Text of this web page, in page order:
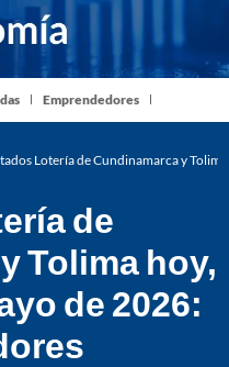
Emprendedores
Lotería de Cundinamarca y
de
Tolima hoy,
de 2026: